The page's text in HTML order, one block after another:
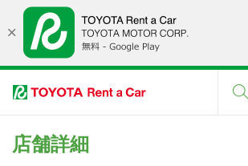
店舗詳細